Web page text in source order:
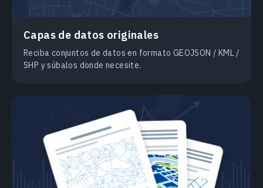
Capas de datos originales
Reciba conjuntos de datos en formato GEOJSON / KML /
SHP y súbalos donde necesite.